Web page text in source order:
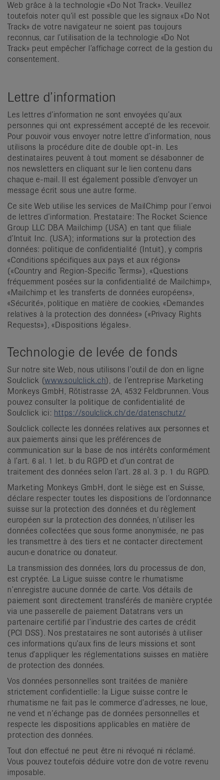
Web grâce à la technologie «Do Not Track». Veuillez
toutefois noter qu’il est possible que les signaux «Do Not
Track» de votre navigateur ne soient pas toujours
reconnus, car l’utilisation de la technologie «Do Not
Track» peut empêcher l’affichage correct de la gestion du
consentement.
Lettre d’information
Les lettres d’information ne sont envoyées qu’aux
personnes qui ont expressément accepté de les recevoir.
Pour pouvoir vous envoyer notre lettre d’information, nous
utilisons la procédure dite de double opt-in. Les
destinataires peuvent à tout moment se désabonner de
nos newsletters en cliquant sur le lien contenu dans
chaque e-mail. Il est également possible d’envoyer un
message écrit sous une autre forme.
Ce site Web utilise les services de MailChimp pour l’envoi
de lettres d’information. Prestataire: The Rocket Science
Group LLC DBA Mailchimp (USA) en tant que filiale
d’Intuit Inc. (USA); informations sur la protection des
données: politique de confidentialité (Intuit), y compris
«Conditions spécifiques aux pays et aux régions»
(«Country and Region-Specific Terms»), «Questions
fréquemment posées sur la confidentialité de Mailchimp»,
«Mailchimp et les transferts de données européens»,
«Sécurité», politique en matière de cookies, «Demandes
relatives à la protection des données» («Privacy Rights
Requests»), «Dispositions légales».
Technologie de levée de fonds
Sur notre site Web, nous utilisons l’outil de don en ligne
Soulclick (www.soulclick.ch), de l’entreprise Marketing
Monkeys GmbH, Rötistrasse 2A, 4532 Feldbrunnen. Vous
pouvez consulter la politique de confidentialité de
Soulclick ici: https://soulclick.ch/de/datenschutz/
Soulclick collecte les données relatives aux personnes et
aux paiements ainsi que les préférences de
communication sur la base de nos intérêts conformément
à l’art. 6 al. 1 let. b du RGPD et d’un contrat de
traitement des données selon l’art. 28 al. 3 p. 1 du RGPD.
Marketing Monkeys GmbH, dont le siège est en Suisse,
déclare respecter toutes les dispositions de l’ordonnance
suisse sur la protection des données et du règlement
européen sur la protection des données, n’utiliser les
données collectées que sous forme anonymisée, ne pas
les transmettre à des tiers et ne contacter directement
aucun·e donatrice ou donateur.
La transmission des données, lors du processus de don,
est cryptée. La Ligue suisse contre le rhumatisme
n’enregistre aucune donnée de carte. Vos détails de
paiement sont directement transférés de manière cryptée
via une passerelle de paiement Datatrans vers un
partenaire certifié par l’industrie des cartes de crédit
(PCI DSS). Nos prestataires ne sont autorisés à utiliser
ces informations qu’aux fins de leurs missions et sont
tenus d’appliquer les réglementations suisses en matière
de protection des données.
Vos données personnelles sont traitées de manière
strictement confidentielle: la Ligue suisse contre le
rhumatisme ne fait pas le commerce d’adresses, ne loue,
ne vend et n’échange pas de données personnelles et
respecte les dispositions applicables en matière de
protection des données.
Tout don effectué ne peut être ni révoqué ni réclamé.
Vous pouvez toutefois déduire votre don de votre revenu
imposable.